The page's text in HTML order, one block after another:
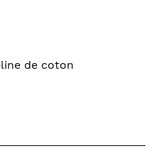
de coton